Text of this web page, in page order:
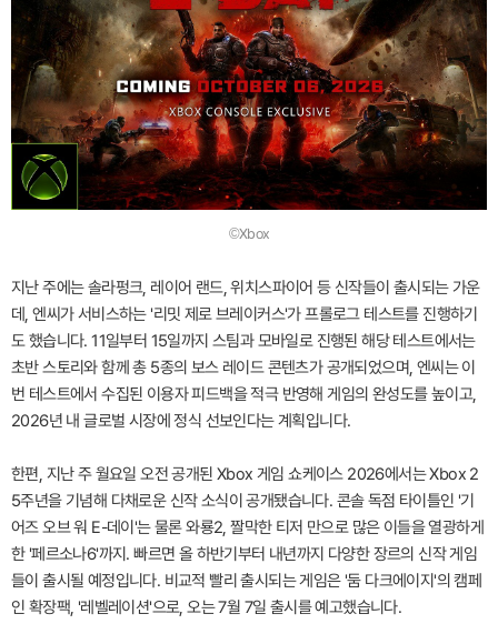
©Xbox
지난 주에는 솔라펑크, 레이어 랜드, 위치스파이어 등 신작들이 출시되는 가운
데, 엔씨가 서비스하는 '리밋 제로 브레이커스'가 프롤로그 테스트를 진행하기
도 했습니다. 11일부터 15일까지 스팀과 모바일로 진행된 해당 테스트에서는
초반 스토리와 함께 총 5종의 보스 레이드 콘텐츠가 공개되었으며, 엔씨는 이
번 테스트에서 수집된 이용자 피드백을 적극 반영해 게임의 완성도를 높이고,
2026년 내 글로벌 시장에 정식 선보인다는 계획입니다.
한편, 지난 주 월요일 오전 공개된 Xbox 게임 쇼케이스 2026에서는 Xbox 2
5주년을 기념해 다채로운 신작 소식이 공개됐습니다. 콘솔 독점 타이틀인 '기
어즈 오브 워 E-데이'는 물론 와룡2, 짤막한 티저 만으로 많은 이들을 열광하게
한 '페르소나6'까지. 빠르면 올 하반기부터 내년까지 다양한 장르의 신작 게임
들이 출시될 예정입니다. 비교적 빨리 출시되는 게임은 '둠 다크에이지'의 캠페
인 확장팩, '레벨레이션'으로, 오는 7월 7일 출시를 예고했습니다.